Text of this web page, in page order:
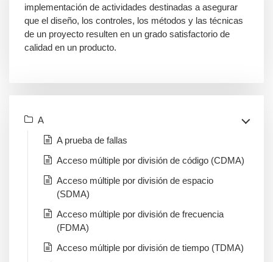
implementación de actividades destinadas a asegurar
que el diseño, los controles, los métodos y las técnicas
de un proyecto resulten en un grado satisfactorio de
calidad en un producto.
A
A prueba de fallas
Acceso múltiple por división de código (CDMA)
Acceso múltiple por división de espacio
(SDMA)
Acceso múltiple por división de frecuencia
(FDMA)
Acceso múltiple por división de tiempo (TDMA)